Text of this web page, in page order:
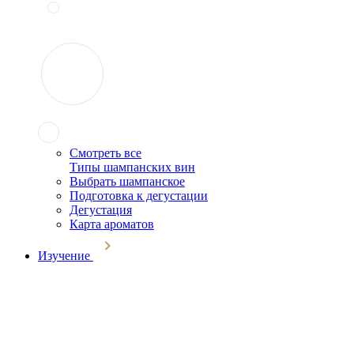
Смотреть все
Типы шампанских вин
Выбрать шампанское
Подготовка к дегустации
Дегустация
Карта ароматов
Изучение